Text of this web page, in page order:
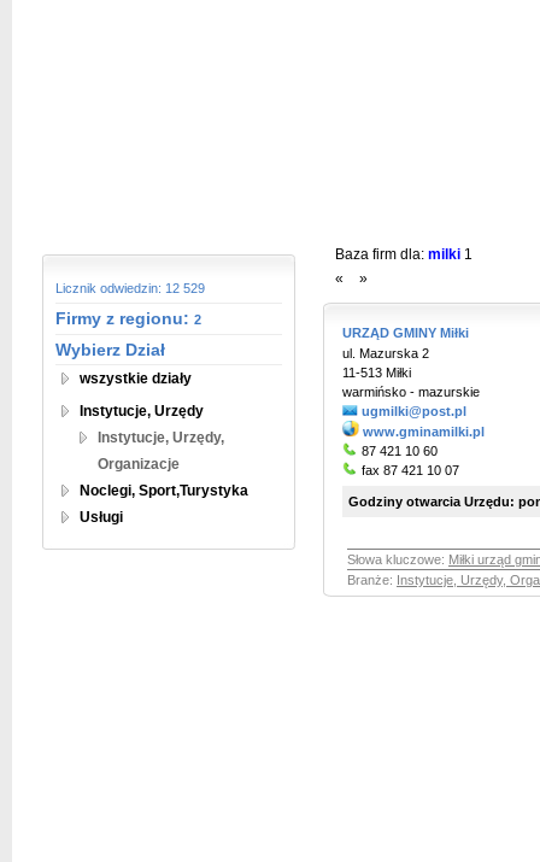
Licznik odwiedzin: 12 529
Firmy z regionu: 2
Wybierz Dział
wszystkie działy
Instytucje, Urzędy
Instytucje, Urzędy,
Organizacje
Noclegi, Sport,Turystyka
Usługi
Baza firm dla: milki 1
«
»
URZĄD GMINY Miłki
ul. Mazurska 2
11-513 Miłki
warmińsko - mazurskie
ugmilki@post.pl
www.gminamilki.pl
87 421 10 60
fax 87 421 10 07
Godziny otwarcia Urzędu:
Słowa kluczowe: Miłki urząd
Branże: Instytucje, Urzędy,